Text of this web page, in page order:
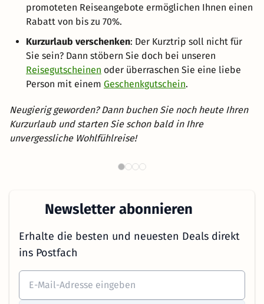
promoteten Reiseangebote ermöglichen Ihnen einen
Rabatt von bis zu 70%.
Kurzurlaub verschenken: Der Kurztrip soll nicht für
Sie sein? Dann stöbern Sie doch bei unseren
Reisegutscheinen oder überraschen Sie eine liebe
Person mit einem Geschenkgutschein.
Neugierig geworden? Dann buchen Sie noch heute Ihren
Kurzurlaub und starten Sie schon bald in Ihre
unvergessliche Wohlfühlreise!
Newsletter abonnieren
Erhalte die besten und neuesten Deals direkt
ins Postfach